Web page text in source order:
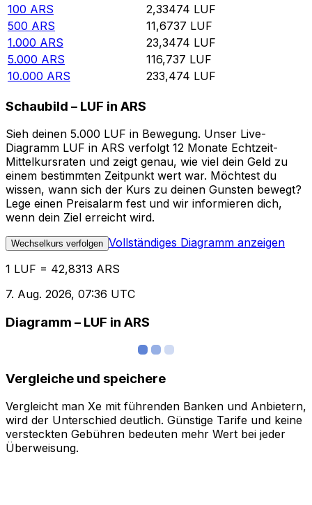
100 ARS 2,33474 LUF
500 ARS 11,6737 LUF
1.000 ARS 23,3474 LUF
5.000 ARS 116,737 LUF
10.000 ARS 233,474 LUF
Schaubild – LUF in ARS
Sieh deinen 5.000 LUF in Bewegung. Unser Live-
Diagramm LUF in ARS verfolgt 12 Monate Echtzeit-
Mittelkursraten und zeigt genau, wie viel dein Geld zu
einem bestimmten Zeitpunkt wert war. Möchtest du
wissen, wann sich der Kurs zu deinen Gunsten bewegt?
Lege einen Preisalarm fest und wir informieren dich,
wenn dein Ziel erreicht wird.
Wechselkurs verfolgen Vollständiges Diagramm anzeigen
1 LUF = 42,8313 ARS
7. Aug. 2026, 07:36 UTC
Diagramm – LUF in ARS
Vergleiche und speichere
Vergleicht man Xe mit führenden Banken und Anbietern,
wird der Unterschied deutlich. Günstige Tarife und keine
versteckten Gebühren bedeuten mehr Wert bei jeder
Überweisung.